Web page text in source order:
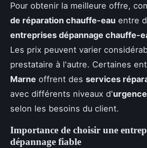
Pour obtenir la meilleure offre,
de réparation chauffe-eau entre
entreprises dépannage chauffe-
Les prix peuvent varier
prestataire à l'autre. Certaines
Marne offrent des services
avec différents niveaux d'
selon les besoins du client.
Importance de choisir une
dépannage fiable